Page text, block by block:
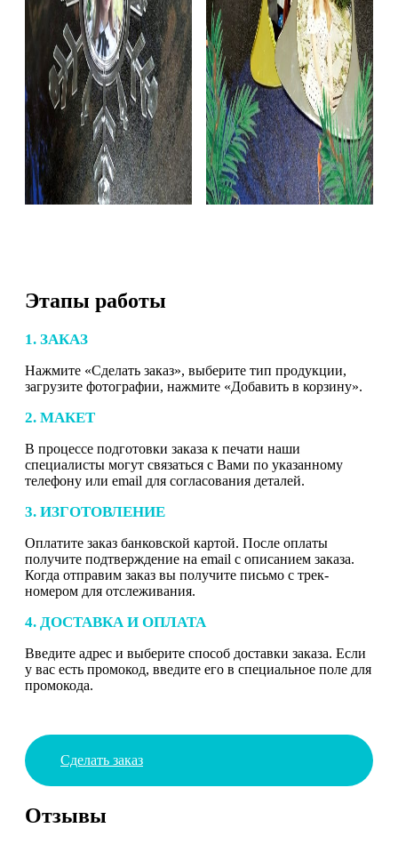
Этапы работы
1. ЗАКАЗ
Нажмите «Сделать заказ», выберите тип продукции,
загрузите фотографии, нажмите «Добавить в корзину».
2. МАКЕТ
В процессе подготовки заказа к печати наши
специалисты могут связаться с Вами по указанному
телефону или email для согласования деталей.
3. ИЗГОТОВЛЕНИЕ
Оплатите заказ банковской картой. После оплаты
получите подтверждение на email с описанием заказа.
Когда отправим заказ вы получите письмо с трек-
номером для отслеживания.
4. ДОСТАВКА И ОПЛАТА
Введите адрес и выберите способ доставки заказа. Если
у вас есть промокод, введите его в специальное поле для
промокода.
Сделать заказ
Отзывы